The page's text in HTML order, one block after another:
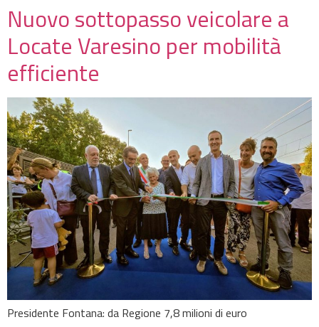
Nuovo sottopasso veicolare a
Locate Varesino per mobilità
efficiente
Presidente Fontana: da Regione 7,8 milioni di euro